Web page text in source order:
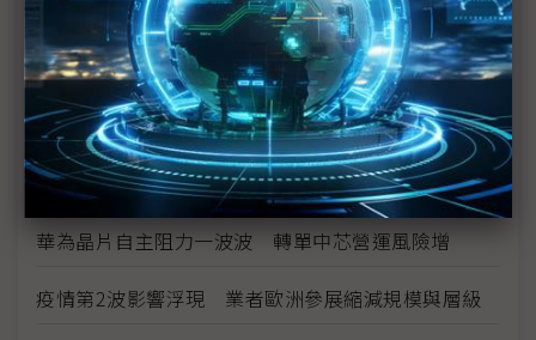
手機供應鏈砍單已不可免 台系IC設計2Q業績承壓
疫情衝擊5G手機短期出貨 超薄型FoD封測放量延至
下半年
供需趨緊造成短期漲價 華新科非中國廠區稼動率滿
載
華為晶片自主阻力一波波 轉單中芯營運風險增
疫情第2波影響浮現 業者歐洲參展縮減規模與層級